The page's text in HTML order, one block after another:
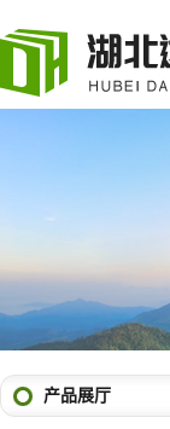
产品展厅